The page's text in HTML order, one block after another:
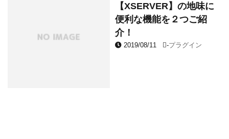
【XSERVER】の地味に
便利な機能を２つご紹
介！
2019/08/11 -プラグイン